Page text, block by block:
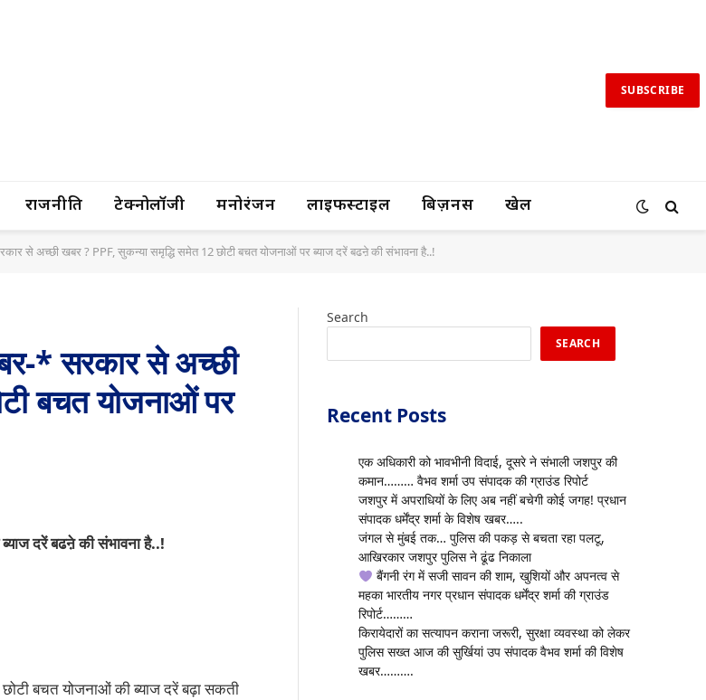
SUBSCRIBE
राजनीति टेक्नोलॉजी मनोरंजन लाइफस्टाइल बिज़नस खेल
से अच्छी खबर ? PPF, सुकन्या समृद्धि समेत 12 छोटी बचत योजनाओं पर ब्याज दरें बढऩे की संभावना है..!
* सरकार से अच्छी
बचत योजनाओं पर
दरें बढऩे की संभावना है..!
बचत योजनाओं की ब्याज दरें बढ़ा सकती
Search
SEARCH
Recent Posts
एक अधिकारी को भावभीनी विदाई, दूसरे ने संभाली जशपुर की
कमान……… वैभव शर्मा उप संपादक की ग्राउंड रिपोर्ट
जशपुर में अपराधियों के लिए अब नहीं बचेगी कोई जगह! प्रधान
संपादक धर्मेंद्र शर्मा के विशेष खबर…..
जंगल से मुंबई तक… पुलिस की पकड़ से बचता रहा पलटू,
आखिरकार जशपुर पुलिस ने ढूंढ निकाला
बैंगनी रंग में सजी सावन की शाम, खुशियों और अपनत्व से
महका भारतीय नगर प्रधान संपादक धर्मेंद्र शर्मा की ग्राउंड
रिपोर्ट………
किरायेदारों का सत्यापन कराना जरूरी, सुरक्षा व्यवस्था को लेकर
पुलिस सख्त आज की सुर्खियां उप संपादक वैभव शर्मा की विशेष
खबर……….